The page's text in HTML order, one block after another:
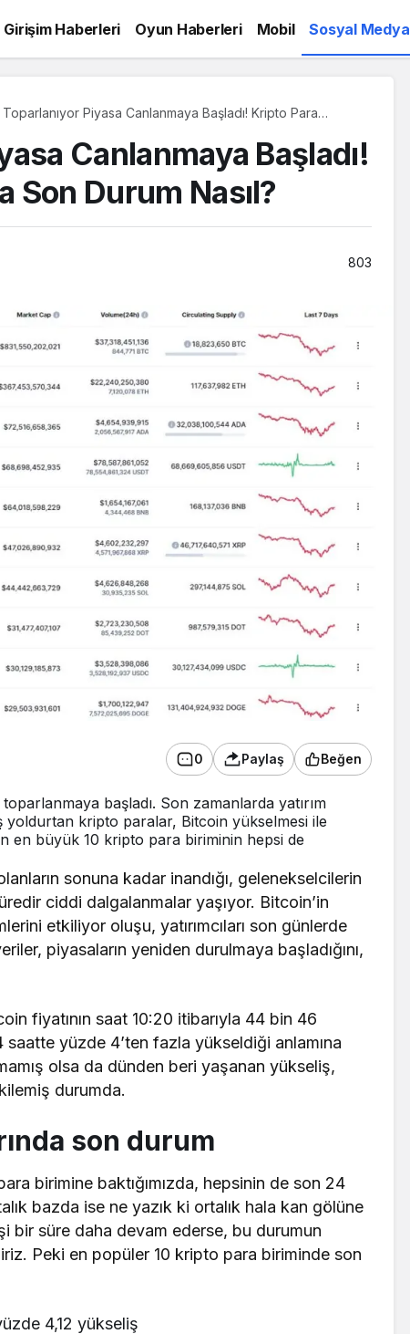
Girişim Haberleri Oyun Haberleri Mobil Sosyal Medya
Piyasa Canlanmaya Başladı! Kripto Para
Canlanmaya Başladı!
Son Durum Nasıl?
803
0 Paylaş Beğen
başladı. Son zamanlarda yatırım
yoldurtan kripto paralar, Bitcoin yükselmesi ile
en büyük 10 kripto para biriminin hepsi de
sonuna kadar inandığı, gelenekselcilerin
ciddi dalgalanmalar yaşıyor. Bitcoin’in
etkiliyor oluşu, yatırımcıları son günlerde
piyasaların yeniden durulmaya başladığını,
fiyatının saat 10:20 itibarıyla 44 bin 46
yüzde 4’ten fazla yükseldiği anlamına
olsa da dünden beri yaşanan yükseliş,
durumda.
son durum
birimine baktığımızda, hepsinin de son 24
bazda ise ne yazık ki ortalık hala kan gölüne
bir süre daha devam ederse, bu durumun
Peki en popüler 10 kripto para biriminde son
4,12 yükseliş